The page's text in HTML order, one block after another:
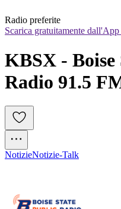
Radio preferite
Scarica gratuitamente dall'App
KBSX -
Radio 91.5
NotizieNotizie-Talk